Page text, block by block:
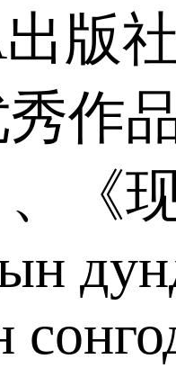
版
作
、《